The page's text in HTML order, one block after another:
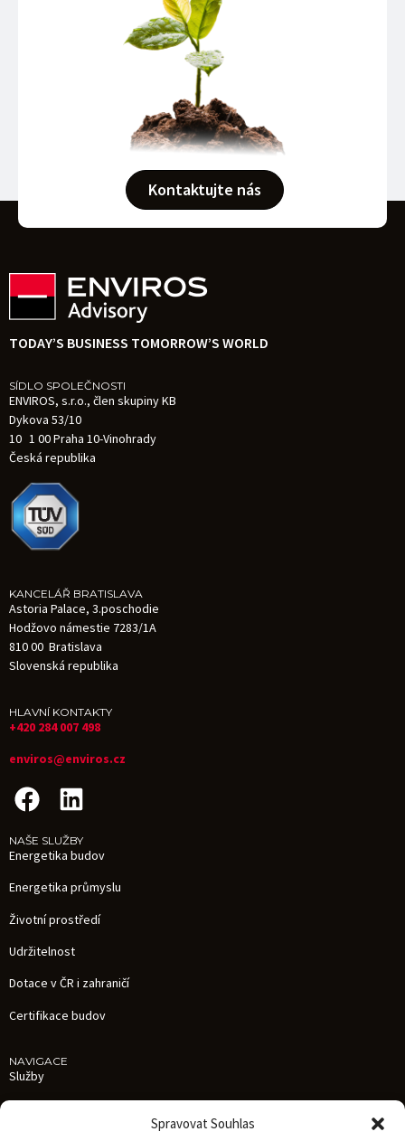
Spravovat Souhlas
Kontaktujte nás
TODAY’S BUSINESS TOMORROW’S WORLD
SÍDLO SPOLEČNOSTI
ENVIROS, s.r.o., člen skupiny KB
Dykova 53/10
10 1 00 Praha 10-Vinohrady
Česká republika
KANCELÁŘ BRATISLAVA
Astoria Palace, 3.poschodie
Hodžovo námestie 7283/1A
810 00 Bratislava
Slovenská republika
HLAVNÍ KONTAKTY
+420 284 007 498
enviros@enviros.cz
NAŠE SLUŽBY
Energetika budov
Energetika průmyslu
Životní prostředí
Udržitelnost
Dotace v ČR i zahraničí
Certifikace budov
NAVIGACE
Služby